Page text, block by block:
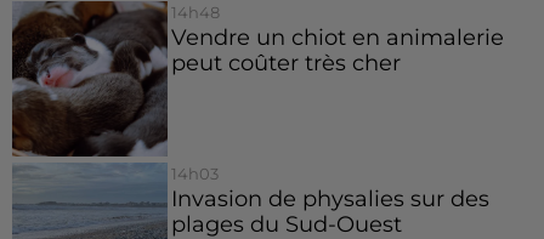
14h48
Vendre un chiot en animalerie
peut coûter très cher
14h03
Invasion de physalies sur des
plages du Sud-Ouest